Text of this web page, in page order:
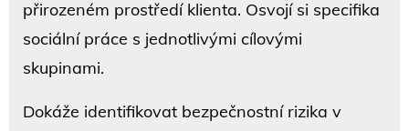
přirozeném prostředí klienta. Osvojí si specifika
sociální práce s jednotlivými cílovými
skupinami.
Dokáže identifikovat bezpečnostní rizika v